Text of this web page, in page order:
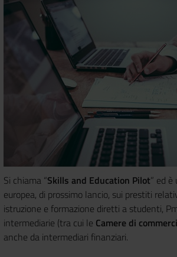
Si chiama “Skills and Education Pilot” ed
europea, di prossimo lancio, sui prestiti
istruzione e formazione diretti a studenti,
intermediarie (tra cui le Camere di
anche da intermediari finanziari.